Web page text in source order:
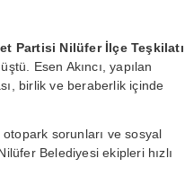
Partisi Nilüfer İlçe Teşkilatı
Esen Akıncı, yapılan
birlik ve beraberlik içinde
sorunları ve sosyal
Belediyesi ekipleri hızlı